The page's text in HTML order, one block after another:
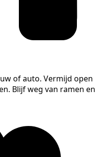
of auto. Vermijd open
Blijf weg van ramen en